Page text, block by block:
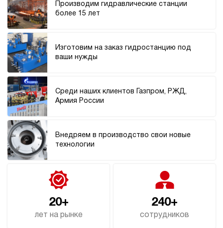
Гидростанция НЭР-9И252Т
4.6
71 625 руб Купить
Гидростанция НЭР-1,6И272Т
4.1
72 738 руб
электрический
Производим гидравлические станции
более 15 лет
Изготовим на заказ гидростанцию под
ваши нужды
Среди наших клиентов Газпром, РЖД,
Армия России
Внедряем в производство свои новые
технологии
20+
лет на рынке
240+
сотрудников